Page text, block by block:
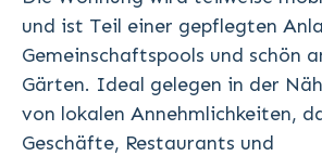
und ist Teil einer gepflegten
Gemeinschaftspools und schön
Gärten. Ideal gelegen in der
von lokalen Annehmlichkeiten,
Geschäfte, Restaurants und